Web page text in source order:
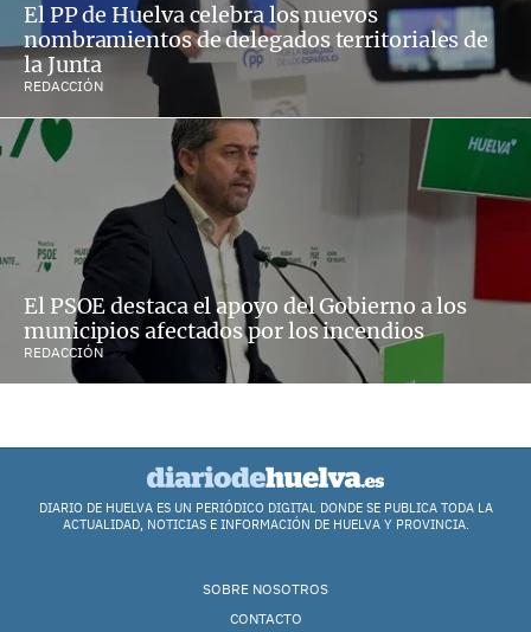
El PP de Huelva celebra los nuevos
nombramientos de delegados territoriales de
la Junta
REDACCIÓN
El PSOE destaca el apoyo del Gobierno a los
municipios afectados por los incendios
REDACCIÓN
DIARIO DE HUELVA ES UN PERIÓDICO DIGITAL DONDE SE PUBLICA TODA LA
ACTUALIDAD, NOTICIAS E INFORMACIÓN DE HUELVA Y PROVINCIA.
SOBRE NOSOTROS
CONTACTO